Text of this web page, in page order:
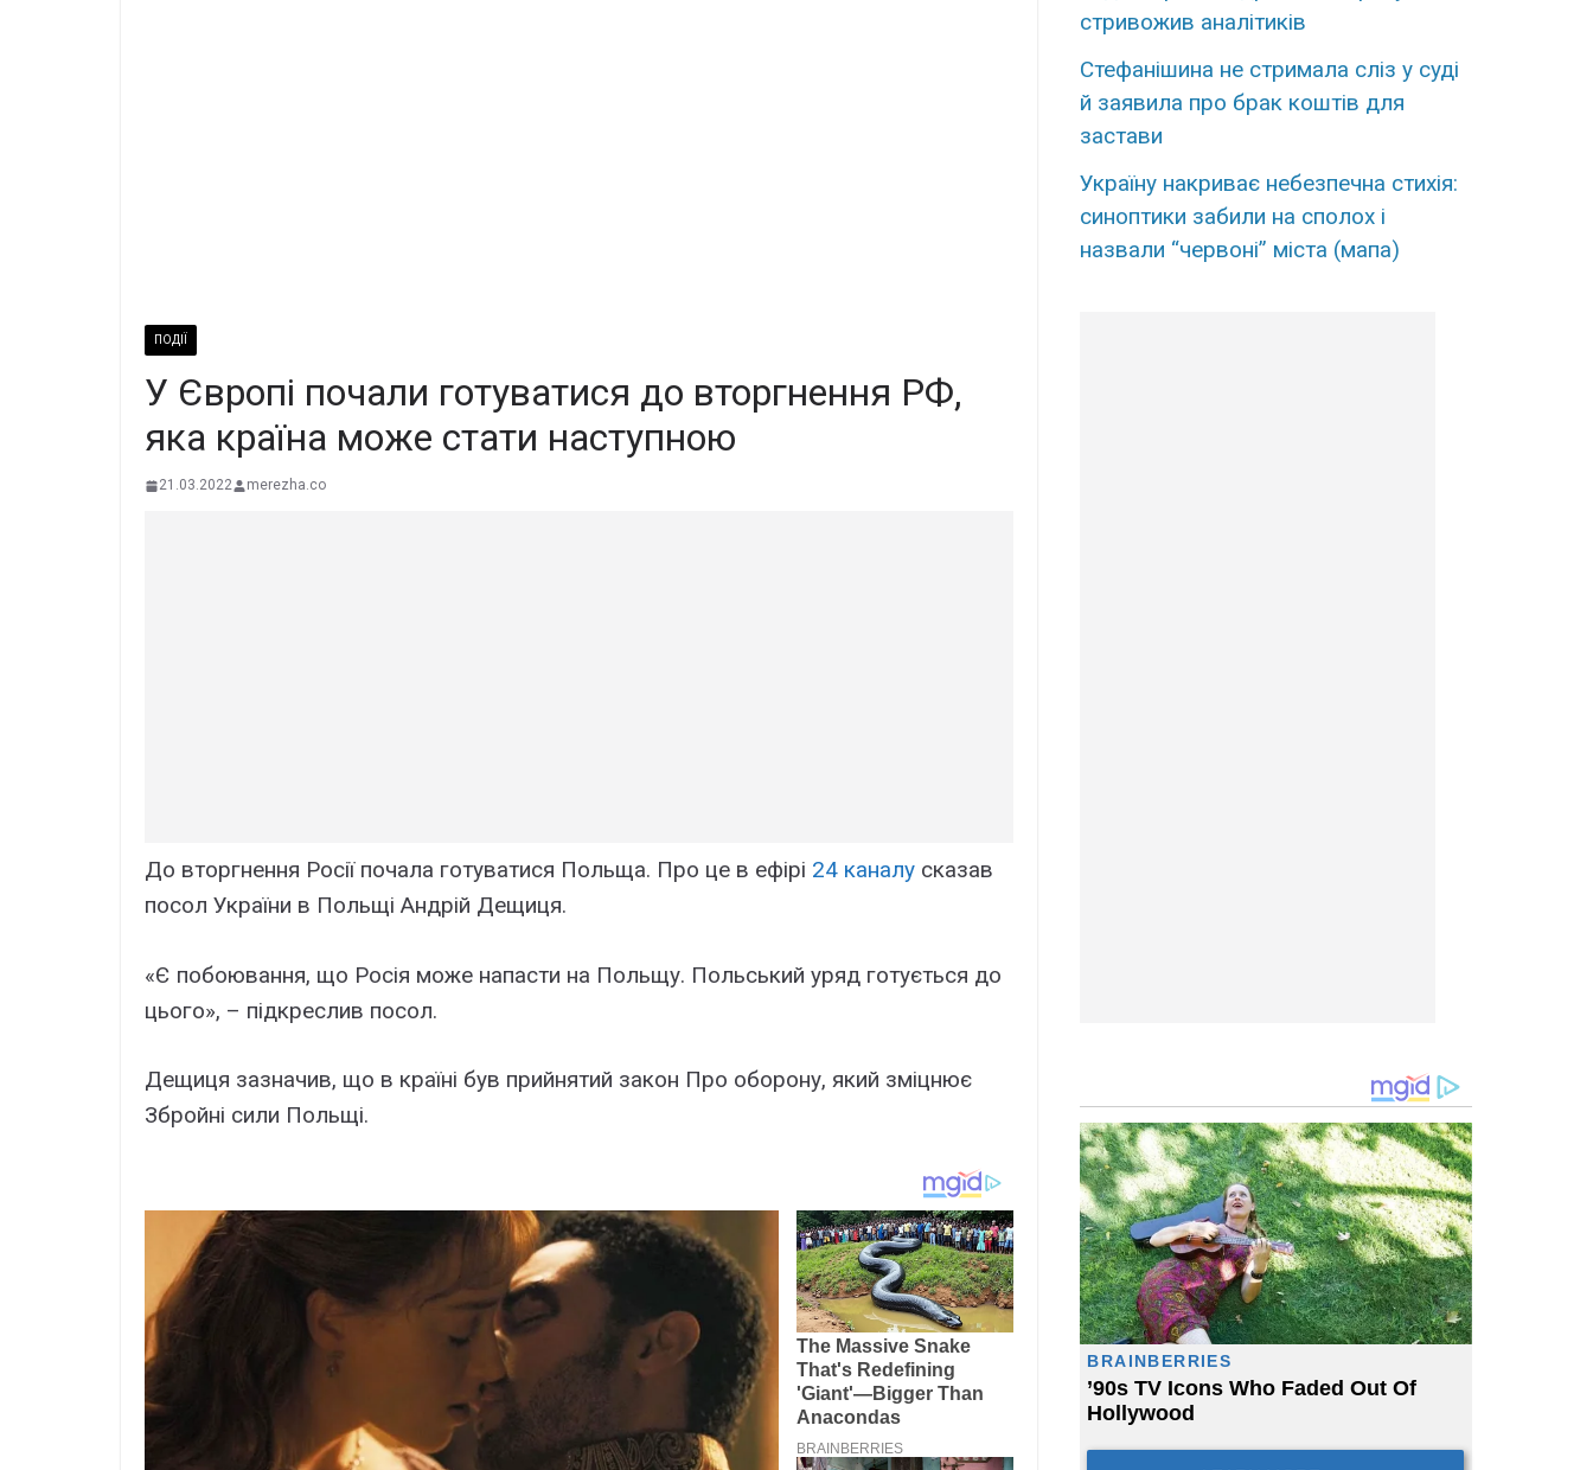
ПОДІЇ
У Європі почали готуватися до вторгнення РФ,
яка країна може стати наступною
21.03.2022 merezha.co
До вторгнення Росії почала готуватися Польща. Про це в ефірі 24 каналу сказав
посол України в Польщі Андрій Дещиця.
«Є побоювання, що Росія може напасти на Польщу. Польський уряд готується до
цього», – підкреслив посол.
Дещиця зазначив, що в країні був прийнятий закон Про оборону, який зміцнює
Збройні сили Польщі.
стривожив аналітиків
Стефанішина не стримала сліз у суді
й заявила про брак коштів для
застави
Україну накриває небезпечна стихія:
синоптики забили на сполох і
назвали “червоні” міста (мапа)